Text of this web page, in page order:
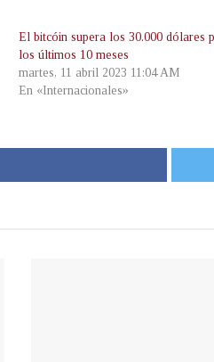
El bitcóin supera los 30.000 dólares
los últimos 10 meses
martes, 11 abril 2023 11:04 AM
En «Internacionales»